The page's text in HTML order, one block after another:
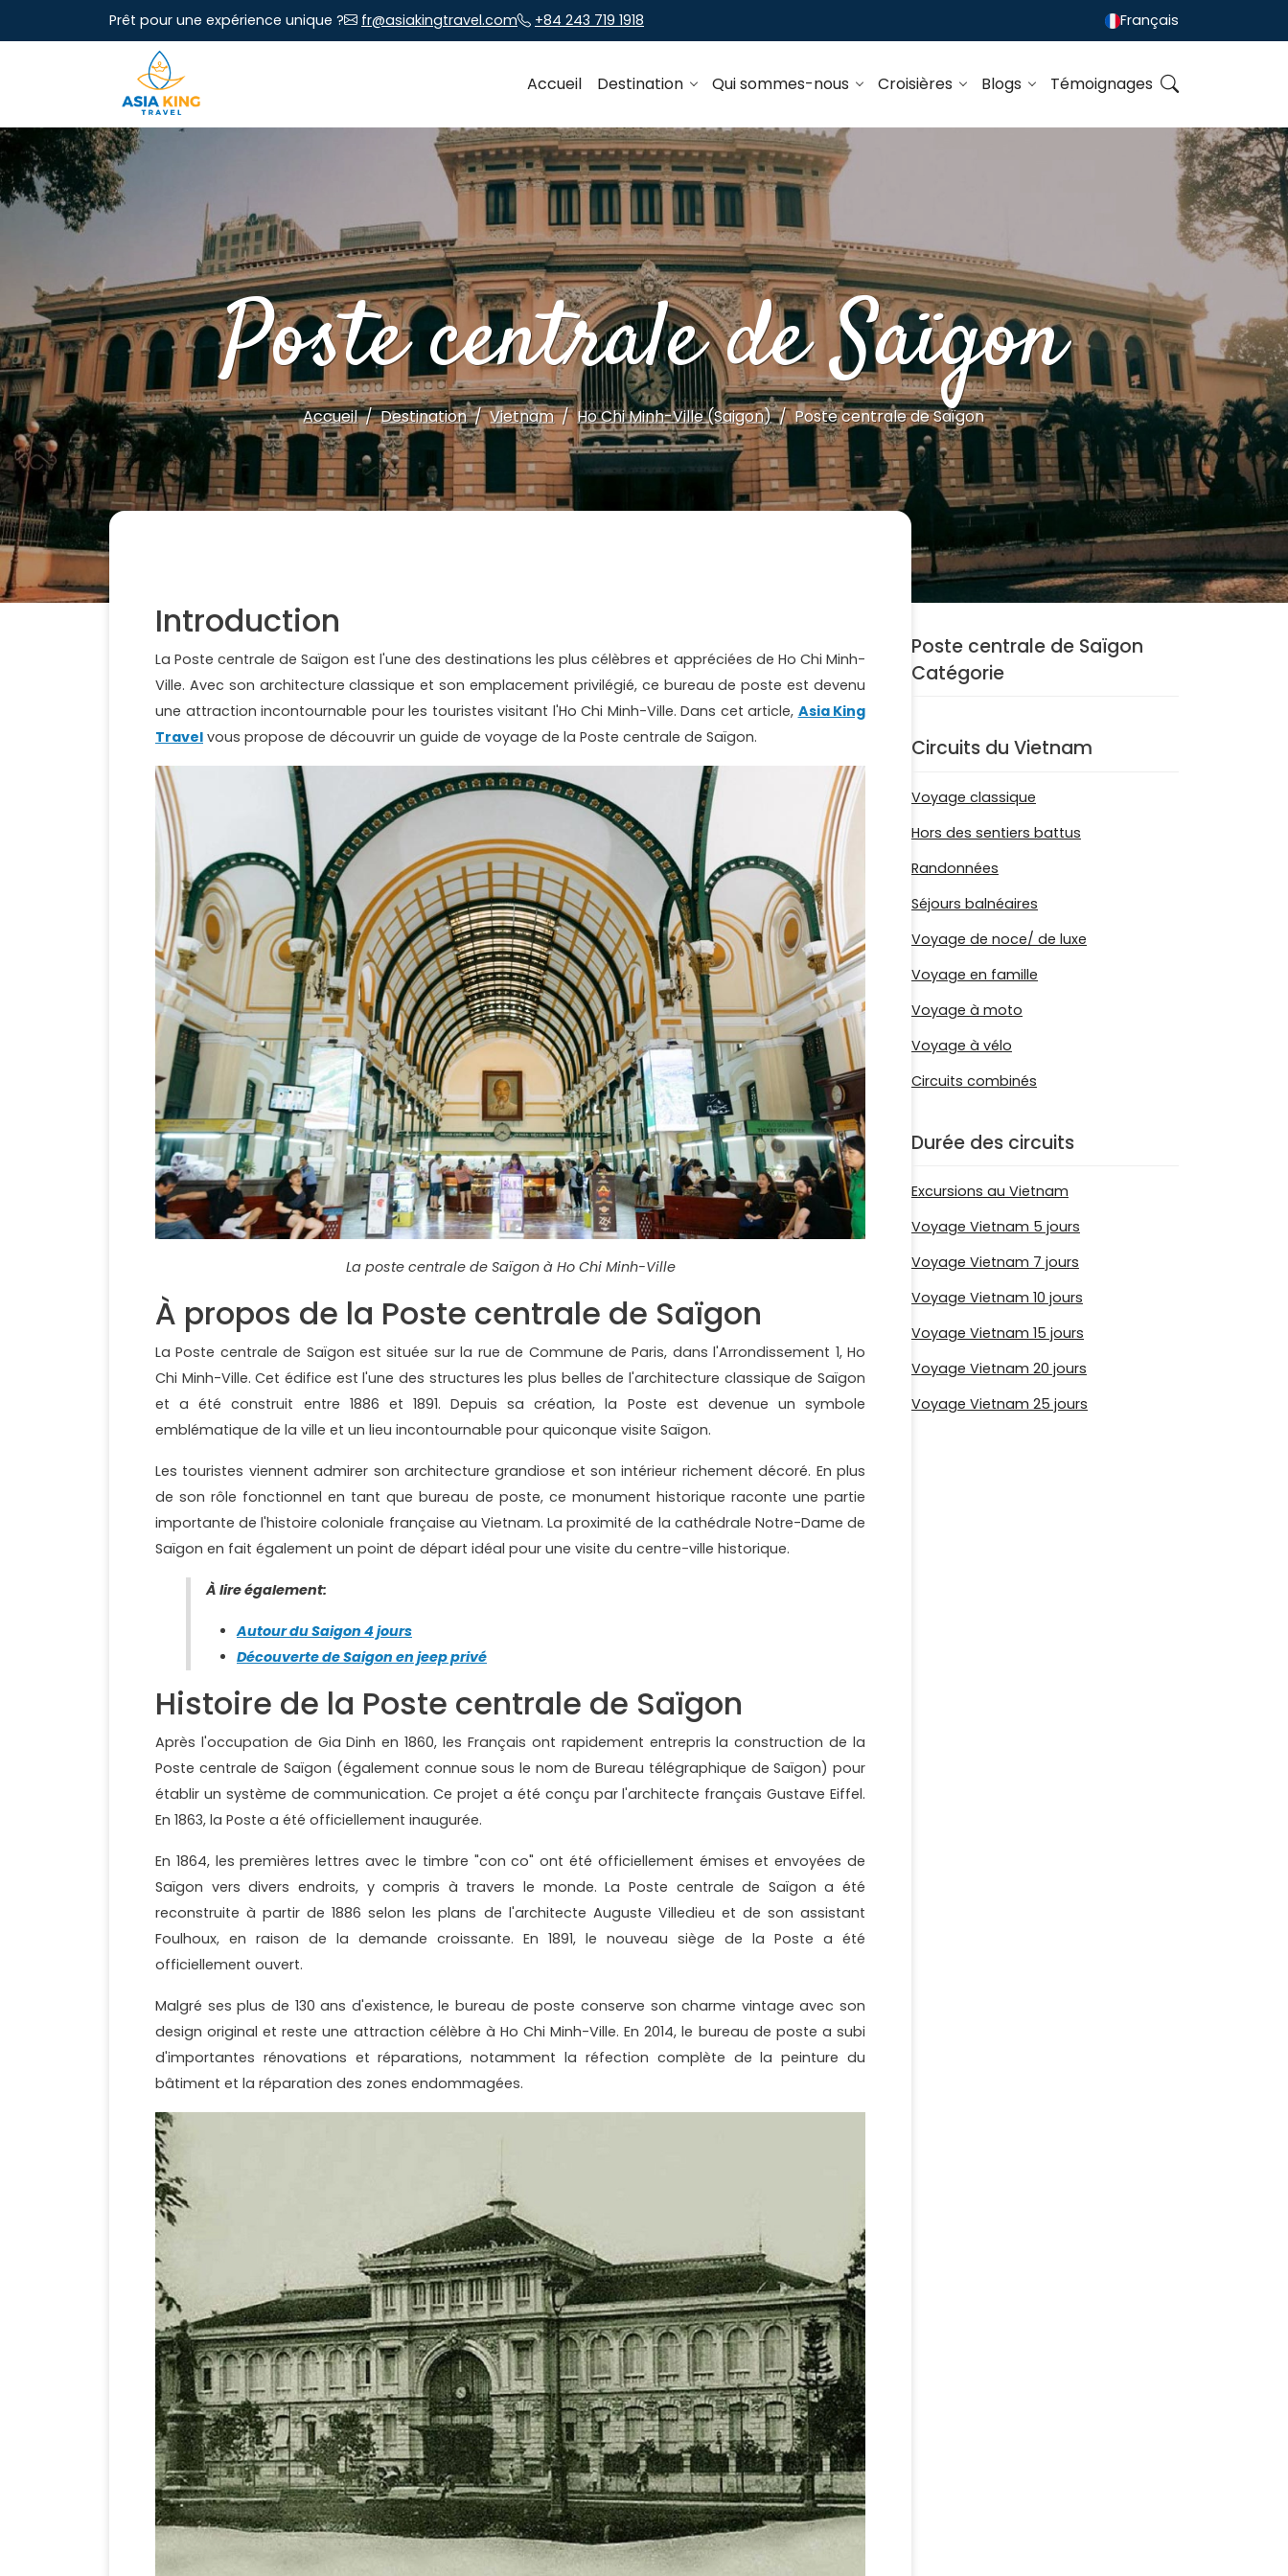
Prêt pour une expérience unique ? fr@asiakingtravel.com +84 243 719 1918 Français
Accueil Destination Qui sommes-nous Croisières Blogs Témoignages
Poste centrale de Saïgon
Accueil Destination Vietnam Ho Chi Minh-Ville (Saigon) Poste centrale de Saïgon
Introduction
La Poste centrale de Saïgon est l'une des destinations les plus célèbres et appréciées de Ho Chi Minh-
Ville. Avec son architecture classique et son emplacement privilégié, ce bureau de poste est devenu
une attraction incontournable pour les touristes visitant l'Ho Chi Minh-Ville. Dans cet article, Asia King
Travel vous propose de découvrir un guide de voyage de la Poste centrale de Saïgon.
La poste centrale de Saïgon à Ho Chi Minh-Ville
À propos de la Poste centrale de Saïgon
La Poste centrale de Saïgon est située sur la rue de Commune de Paris, dans l'Arrondissement 1, Ho
Chi Minh-Ville. Cet édifice est l'une des structures les plus belles de l'architecture classique de Saïgon
et a été construit entre 1886 et 1891. Depuis sa création, la Poste est devenue un symbole
emblématique de la ville et un lieu incontournable pour quiconque visite Saïgon.
Les touristes viennent admirer son architecture grandiose et son intérieur richement décoré. En plus
de son rôle fonctionnel en tant que bureau de poste, ce monument historique raconte une partie
importante de l'histoire coloniale française au Vietnam. La proximité de la cathédrale Notre-Dame de
Saïgon en fait également un point de départ idéal pour une visite du centre-ville historique.
À lire également:
Autour du Saigon 4 jours
Découverte de Saigon en jeep privé
Histoire de la Poste centrale de Saïgon
Après l'occupation de Gia Dinh en 1860, les Français ont rapidement entrepris la construction de la
Poste centrale de Saïgon (également connue sous le nom de Bureau télégraphique de Saïgon) pour
établir un système de communication. Ce projet a été conçu par l'architecte français Gustave Eiffel.
En 1863, la Poste a été officiellement inaugurée.
En 1864, les premières lettres avec le timbre "con co" ont été officiellement émises et envoyées de
Saïgon vers divers endroits, y compris à travers le monde. La Poste centrale de Saïgon a été
reconstruite à partir de 1886 selon les plans de l'architecte Auguste Villedieu et de son assistant
Foulhoux, en raison de la demande croissante. En 1891, le nouveau siège de la Poste a été
officiellement ouvert.
Malgré ses plus de 130 ans d'existence, le bureau de poste conserve son charme vintage avec son
design original et reste une attraction célèbre à Ho Chi Minh-Ville. En 2014, le bureau de poste a subi
d'importantes rénovations et réparations, notamment la réfection complète de la peinture du
bâtiment et la réparation des zones endommagées.
Poste centrale de Saïgon
Catégorie
Circuits du Vietnam
Voyage classique
Hors des sentiers battus
Randonnées
Séjours balnéaires
Voyage de noce/ de luxe
Voyage en famille
Voyage à moto
Voyage à vélo
Circuits combinés
Durée des circuits
Excursions au Vietnam
Voyage Vietnam 5 jours
Voyage Vietnam 7 jours
Voyage Vietnam 10 jours
Voyage Vietnam 15 jours
Voyage Vietnam 20 jours
Voyage Vietnam 25 jours